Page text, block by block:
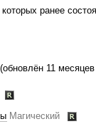
ранее
11
Магический